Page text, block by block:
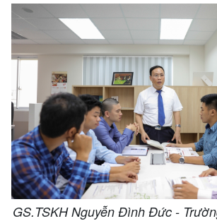
GS.TSKH Nguyễn Đình Đức -